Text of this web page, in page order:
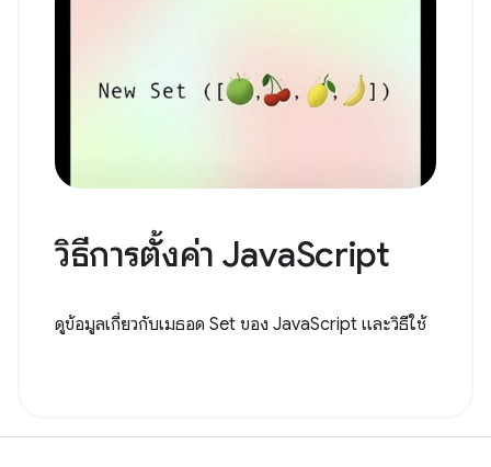
วิธีการตั้งค่า JavaScript
ดูข้อมูลเกี่ยวกับเมธอด Set ของ JavaScript และวิธีใช้